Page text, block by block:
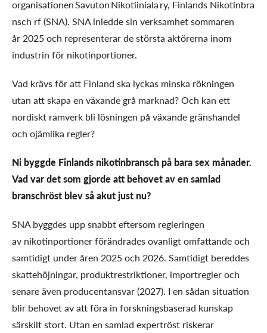
organisationen Savuton Nikotiiniala ry, Finlands Nikotinbra
nsch rf (SNA). SNA inledde sin verksamhet sommaren
år 2025 och representerar de största aktörerna inom
industrin för nikotinportioner.
Vad krävs för att Finland ska lyckas minska rökningen
utan att skapa en växande grå marknad? Och kan ett
nordiskt ramverk bli lösningen på växande gränshandel
och ojämlika regler?
Ni byggde Finlands nikotinbransch på bara sex månader.
Vad var det som gjorde att behovet av en samlad
branschröst blev så akut just nu?
SNA byggdes upp snabbt eftersom regleringen
av nikotinportioner förändrades ovanligt omfattande och
samtidigt under åren 2025 och 2026. Samtidigt bereddes
skattehöjningar, produktrestriktioner, importregler och
senare även producentansvar (2027). I en sådan situation
blir behovet av att föra in forskningsbaserad kunskap
särskilt stort. Utan en samlad expertröst riskerar